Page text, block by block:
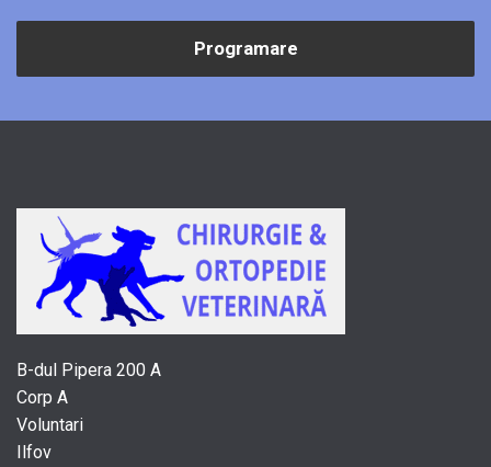
Programare
B-dul Pipera 200 A
Corp A
Voluntari
Ilfov